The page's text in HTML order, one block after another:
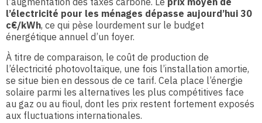
l’électricité pour les ménages dépasse aujourd’hui 30
c€/kWh, ce qui pèse lourdement sur le budget
énergétique annuel d’un foyer.
À titre de comparaison, le coût de production de
l’électricité photovoltaïque, une fois l’installation amortie,
se situe bien en dessous de ce tarif. Cela place l’énergie
solaire parmi les alternatives les plus compétitives face
au gaz ou au fioul, dont les prix restent fortement exposés
aux fluctuations internationales.